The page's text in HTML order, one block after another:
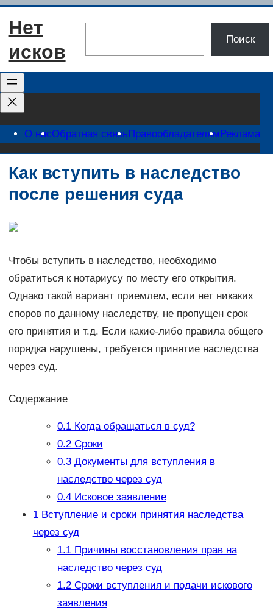
Перейти
Нет
исков
Поиск
О насОбратная связьПравообладателямРеклама
Как вступить в наследство
после решения суда
Чтобы вступить в наследство, необходимо
обратиться к нотариусу по месту его открытия.
Однако такой вариант приемлем, если нет никаких
споров по данному наследству, не пропущен срок
его принятия и т.д. Если какие-либо правила общего
порядка нарушены, требуется принятие наследства
через суд.
Содержание
0.1Когда обращаться в суд?
0.2Сроки
0.3Документы для вступления в
наследство через суд
0.4Исковое заявление
1Вступление и сроки принятия наследства
через суд
1.1Причины восстановления прав на
наследство через суд
1.2Сроки вступления и подачи искового
заявления